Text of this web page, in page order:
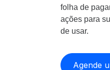
folha de
ações para
de usar.
Agende